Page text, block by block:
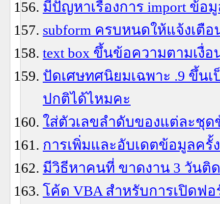
มีปัญหาเรื่องการ import ข้อ
subform ครบหนดให้แจ้งเตือ
text box ขึ้นข้อความตามเงื่
ปัดเศษทศนิยมเฉพาะ .9 ขึ้น
ปกติได้ไหมคะ
ใส่ตัวเลขลำดับของแต่ละชุ
การเพิ่มและอับเดตข้อมูลครั้
มีวิธีหาคนที่ ขาดงาน 3 วันติ
โค้ด VBA สำหรับการเปิดฟ